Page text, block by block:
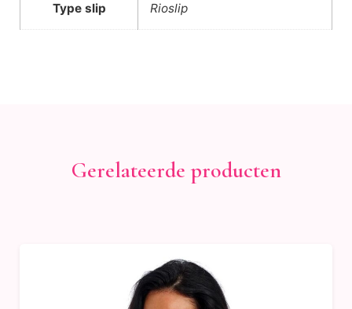
Type slip Rioslip
Gerelateerde producten